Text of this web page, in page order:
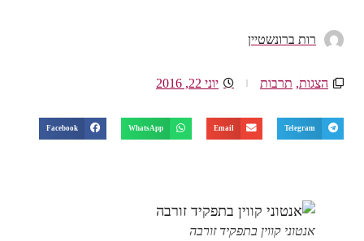
רות ברונשטיין
הצגות,תרבות יוני 22, 2016
Telegram
Email
WhatsApp
Facebook
אנטוני קווין בתפקיד זורבה